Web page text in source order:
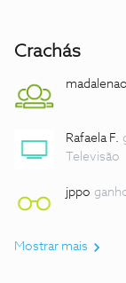
Crachás
Rafaela F.
Televisão
jppo
Mostrar mais